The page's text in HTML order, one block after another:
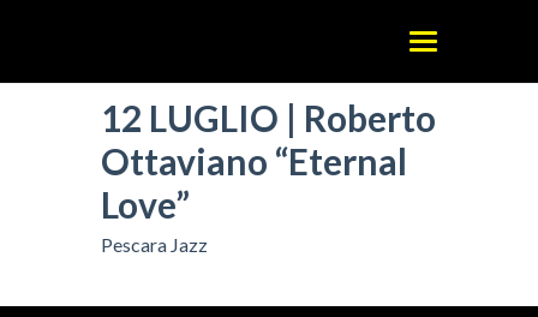
12 LUGLIO | Roberto
Ottaviano “Eternal
Love”
Pescara Jazz